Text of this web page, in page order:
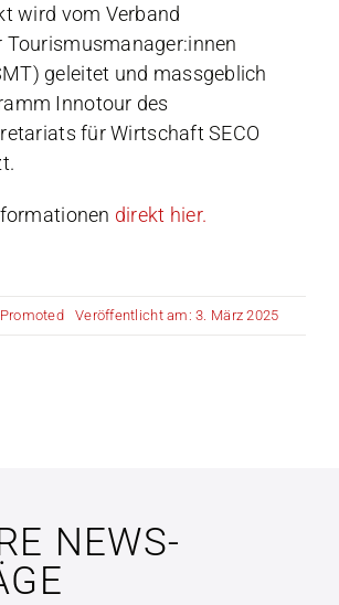
wird vom Verband
Tourismusmanager:innen
geleitet und massgeblich
Innotour des
für Wirtschaft SECO
direkt hier.
Promoted Veröffentlicht am: 3. März 2025
NEWS-